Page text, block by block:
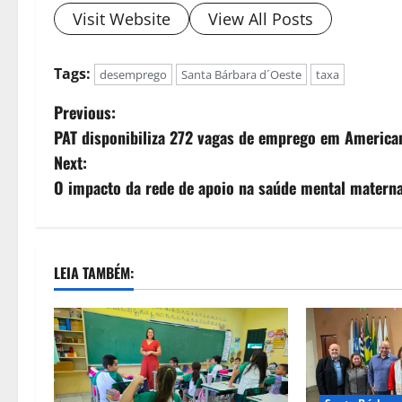
Visit Website View All Posts
Tags: desemprego Santa Bárbara d´Oeste taxa
Previous:
PAT disponibiliza 272 vagas de emprego em
Next:
O impacto da rede de apoio na saúde mental
LEIA TAMBÉM: